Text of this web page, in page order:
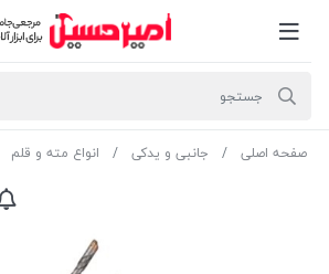
صفحه اصلی جانبی و یدکی انواع مته و قلم